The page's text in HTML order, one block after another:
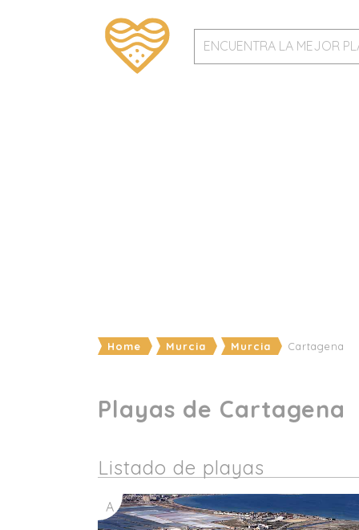
Home Murcia Murcia Cartagena
Playas de Cartagena
Listado de playas
A